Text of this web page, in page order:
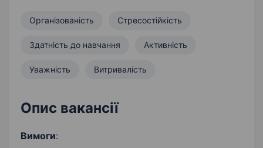
Організованість Стресостійкість
Здатність до навчання Активність
Уважність Витривалість
Опис вакансії
Вимоги: